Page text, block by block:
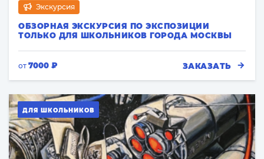
Экскурсия
ОБЗОРНАЯ ЭКСКУРСИЯ ПО ЭКСПОЗИЦИИ
ТОЛЬКО ДЛЯ ШКОЛЬНИКОВ ГОРОДА МОСКВЫ
от 7000 ₽ ЗАКАЗАТЬ
ДЛЯ ШКОЛЬНИКОВ